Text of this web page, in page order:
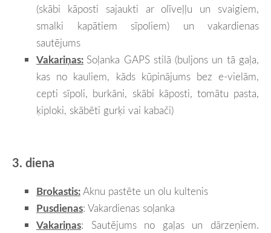
(skābi kāposti sajaukti ar olīveļļu un svaigiem,
smalki kapātiem sīpoliem) un vakardienas
sautējums
Vakariņas: Soļanka GAPS stilā (buljons un tā gaļa,
kas no kauliem, kāds kūpinājums bez e-vielām,
cepti sīpoli, burkāni, skābi kāposti, tomātu pasta,
ķiploki, skābēti gurķi vai kabači)
3. diena
Brokastis:Aknu pastēte un olu kultenis
Pusdienas: Vakardienas soļanka
Vakariņas: Sautējums no gaļas un dārzeņiem.